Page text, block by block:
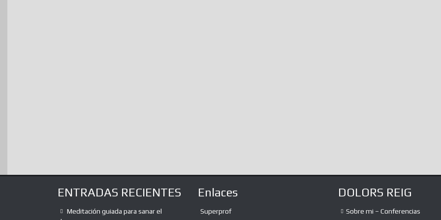
ENTRADAS RECIENTES
Meditación guiada para sanar el
Enlaces
Superprof
DOLORS REIG
Sobre mi – Conferencias